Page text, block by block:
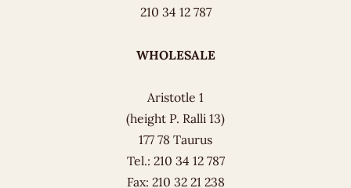
210 34 12 787
WHOLESALE
Aristotle 1
(height P. Ralli 13)
177 78 Taurus
Tel.: 210 34 12 787
Fax: 210 32 21 238